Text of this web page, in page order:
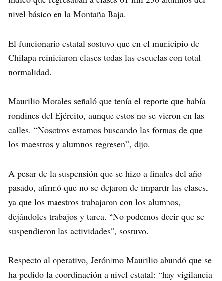
nivel básico en la Montaña Baja.
El funcionario estatal sostuvo que en el municipio de
Chilapa reiniciaron clases todas las escuelas con total
normalidad.
Maurilio Morales señaló que tenía el reporte que había
rondines del Ejército, aunque estos no se vieron en las
calles. “Nosotros estamos buscando las formas de que
los maestros y alumnos regresen”, dijo.
A pesar de la suspensión que se hizo a finales del año
pasado, afirmó que no se dejaron de impartir las clases,
ya que los maestros trabajaron con los alumnos,
dejándoles trabajos y tarea. “No podemos decir que se
suspendieron las actividades”, sostuvo.
Respecto al operativo, Jerónimo Maurilio abundó que se
ha pedido la coordinación a nivel estatal: “hay vigilancia